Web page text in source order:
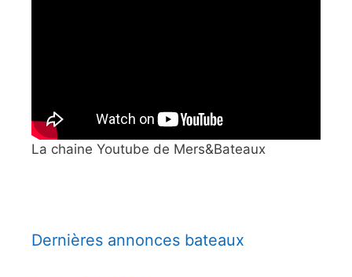
La chaine Youtube de Mers&Bateaux
Dernières annonces bateaux